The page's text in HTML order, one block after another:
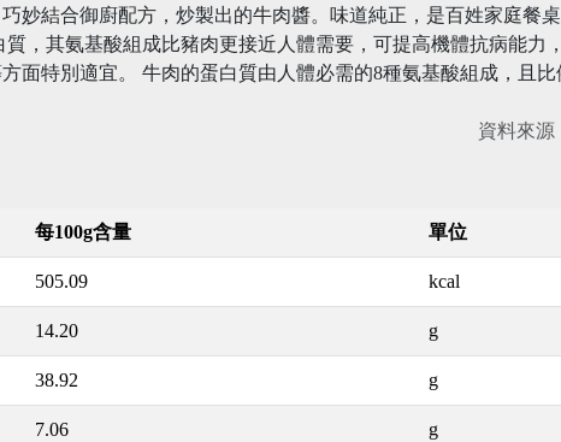
妙結合御廚配方，炒製出的牛肉醬。味道純正，是百姓家庭餐
，其氨基酸組成比豬肉更接近人體需要，可提高機體抗病能力
面特別適宜。 牛肉的蛋白質由人體必需的8種氨基酸組成，且比
資料來源
每100g含量 單位
505.09 kcal
14.20 g
38.92 g
7.06 g